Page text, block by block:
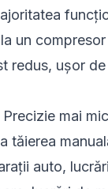
un compresor
redus, ușor
Precizie mai
tăierea
auto,